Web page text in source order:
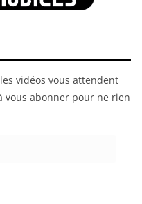
vidéos vous attendent
vous abonner pour ne rien